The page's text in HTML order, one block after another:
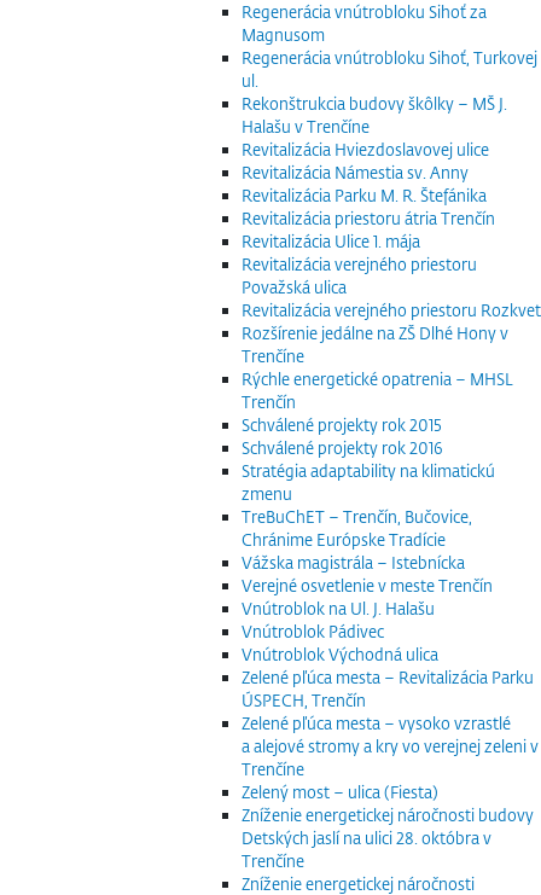
Regenerácia vnútrobloku Sihoť za
Magnusom
Regenerácia vnútrobloku Sihoť, Turkovej
ul.
Rekonštrukcia budovy škôlky – MŠ J.
Halašu v Trenčíne
Revitalizácia Hviezdoslavovej ulice
Revitalizácia Námestia sv. Anny
Revitalizácia Parku M. R. Štefánika
Revitalizácia priestoru átria Trenčín
Revitalizácia Ulice 1. mája
Revitalizácia verejného priestoru
Považská ulica
Revitalizácia verejného priestoru Rozkvet
Rozšírenie jedálne na ZŠ Dlhé Hony v
Trenčíne
Rýchle energetické opatrenia – MHSL
Trenčín
Schválené projekty rok 2015
Schválené projekty rok 2016
Stratégia adaptability na klimatickú
zmenu
TreBuChET – Trenčín, Bučovice,
Chránime Európske Tradície
Vážska magistrála – Istebnícka
Verejné osvetlenie v meste Trenčín
Vnútroblok na Ul. J. Halašu
Vnútroblok Pádivec
Vnútroblok Východná ulica
Zelené pľúca mesta – Revitalizácia Parku
ÚSPECH, Trenčín
Zelené pľúca mesta – vysoko vzrastlé
a alejové stromy a kry vo verejnej zeleni v
Trenčíne
Zelený most – ulica (Fiesta)
Zníženie energetickej náročnosti budovy
Detských jaslí na ulici 28. októbra v
Trenčíne
Zníženie energetickej náročnosti